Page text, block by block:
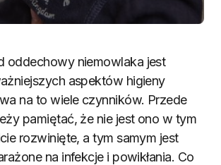
oddechowy niemowlaka jest
aspektów higieny
na to wiele czynników. Przede
pamiętać, że nie jest ono w tym
rozwinięte, a tym samym jest
na infekcje i powikłania. Co